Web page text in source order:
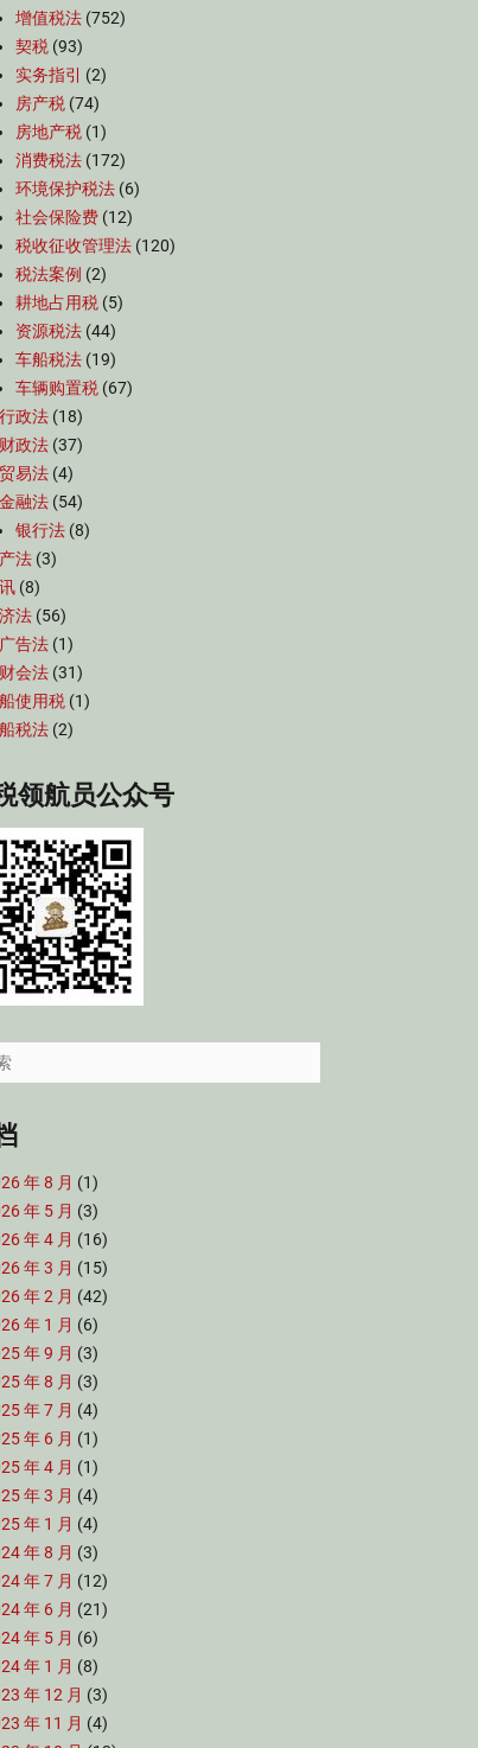
增值税法 (752)
契税 (93)
实务指引
(2)
房产税 (74)
房地产税 (1)
消费税法 (172)
环境保护税法 (6)
社会保险费 (12)
税收征收管理法 (120)
税法案例 (2)
耕地占用税 (5)
资源税法 (44)
车船税法 (19)
车辆购置税 (67)
行政法 (18)
财政法 (37)
贸易法 (4)
金融法 (54)
银行法 (8)
法 (3)
(8)
法 (56)
广告法 (1)
财会法 (31)
使用税 (1)
税法 (2)
领航员公众号
年 8 月 (1)
年 5 月 (3)
年 4 月 (16)
年 3 月 (15)
年 2 月 (42)
年 1 月 (6)
年 9 月 (3)
年 8 月 (3)
年 7 月 (4)
年 6 月 (1)
年 4 月 (1)
年 3 月 (4)
年 1 月 (4)
年 8 月 (3)
年 7 月 (12)
年 6 月 (21)
年 5 月 (6)
年 1 月 (8)
年 12 月 (3)
年 11 月 (4)